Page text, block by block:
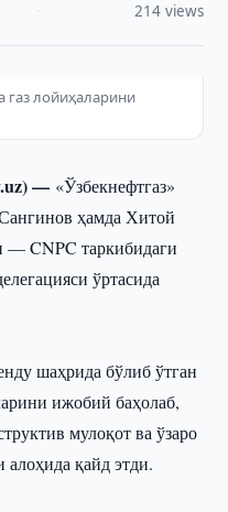
214 views
газ лойиҳаларини
— «Ўзбекнефтгаз»
ҳамда Хитой
— CNPC таркибидаги
ўртасида
шаҳрида бўлиб ўтган
ижобий баҳолаб,
мулоқот ва ўзаро
қайд этди.